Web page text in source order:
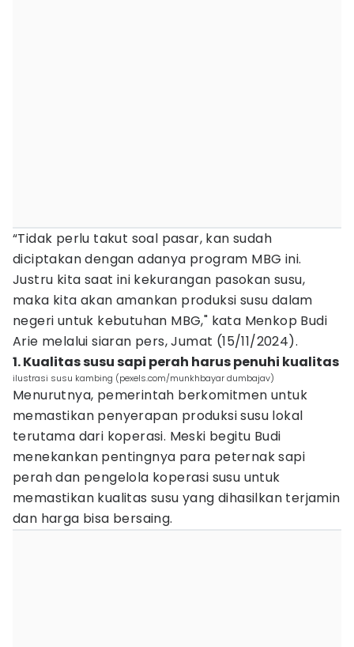
“Tidak perlu takut soal pasar, kan sudah
diciptakan dengan adanya program MBG ini.
Justru kita saat ini kekurangan pasokan susu,
maka kita akan amankan produksi susu dalam
negeri untuk kebutuhan MBG," kata Menkop Budi
Arie melalui siaran pers, Jumat (15/11/2024).
1. Kualitas susu sapi perah harus penuhi kualitas
ilustrasi susu kambing (pexels.com/munkhbayar dumbajav)
Menurutnya, pemerintah berkomitmen untuk
memastikan penyerapan produksi susu lokal
terutama dari koperasi. Meski begitu Budi
menekankan pentingnya para peternak sapi
perah dan pengelola koperasi susu untuk
memastikan kualitas susu yang dihasilkan terjamin
dan harga bisa bersaing.